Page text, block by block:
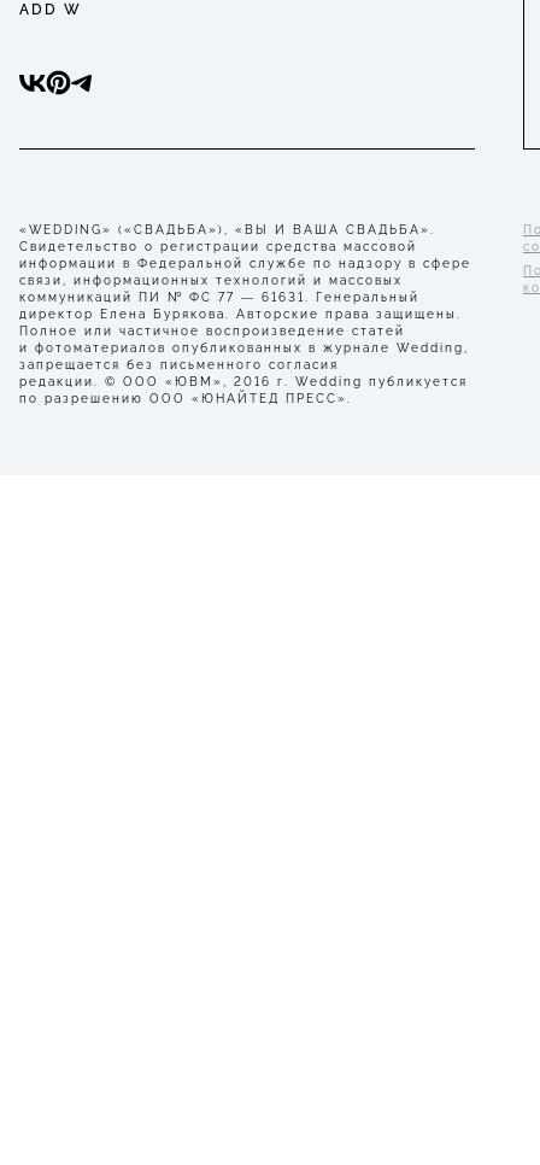
ADD W
«WEDDING» («СВАДЬБА»), «ВЫ И ВАША СВАДЬБА».
Свидетельство о регистрации средства массовой
информации в Федеральной службе по надзору в сфере
связи, информационных технологий и массовых
коммуникаций ПИ № ФС 77 — 61631. Генеральный
директор Елена Бурякова. Авторские права защищены.
Полное или частичное воспроизведение статей
и фотоматериалов опубликованных в журнале Wedding,
запрещается без письменного согласия
редакции. © ООО «ЮВМ», 2016 г. Wedding публикуется
по разрешению ООО «ЮНАЙТЕД ПРЕСС».